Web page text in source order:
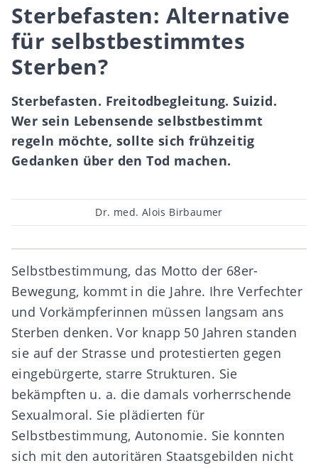
Sterbefasten: Alternative
für selbstbestimmtes
Sterben?
Sterbefasten. Freitodbegleitung. Suizid.
Wer sein Lebensende selbstbestimmt
regeln möchte, sollte sich frühzeitig
Gedanken über den Tod machen.
Beitragsautor
Dr. med. Alois Birbaumer
Selbstbestimmung, das Motto der 68er-
Bewegung, kommt in die Jahre. Ihre Verfechter
und Vorkämpferinnen müssen langsam ans
Sterben denken. Vor knapp 50 Jahren standen
sie auf der Strasse und protestierten gegen
eingebürgerte, starre Strukturen. Sie
bekämpften u. a. die damals vorherrschende
Sexualmoral. Sie plädierten für
Selbstbestimmung, Autonomie. Sie konnten
sich mit den autoritären Staatsgebilden nicht